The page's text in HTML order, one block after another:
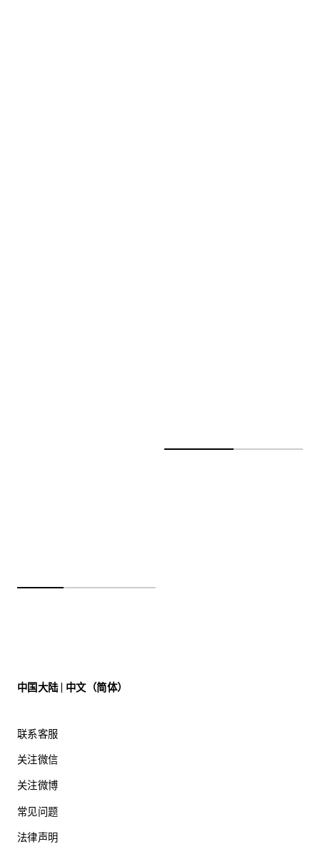
中国大陆 | 中文（简体）
联系客服
关注微信
关注微博
常见问题
法律声明